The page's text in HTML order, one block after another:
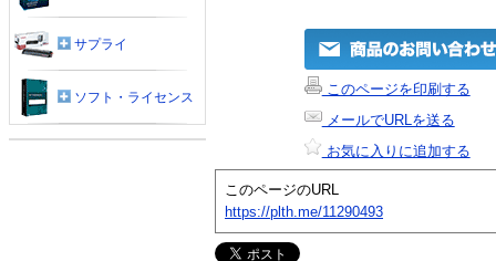
このページを印刷する
メールでURLを送る
お気に入りに追加する
このページのURL
https://plth.me/11290493
サプライ
ソフト・ライセンス